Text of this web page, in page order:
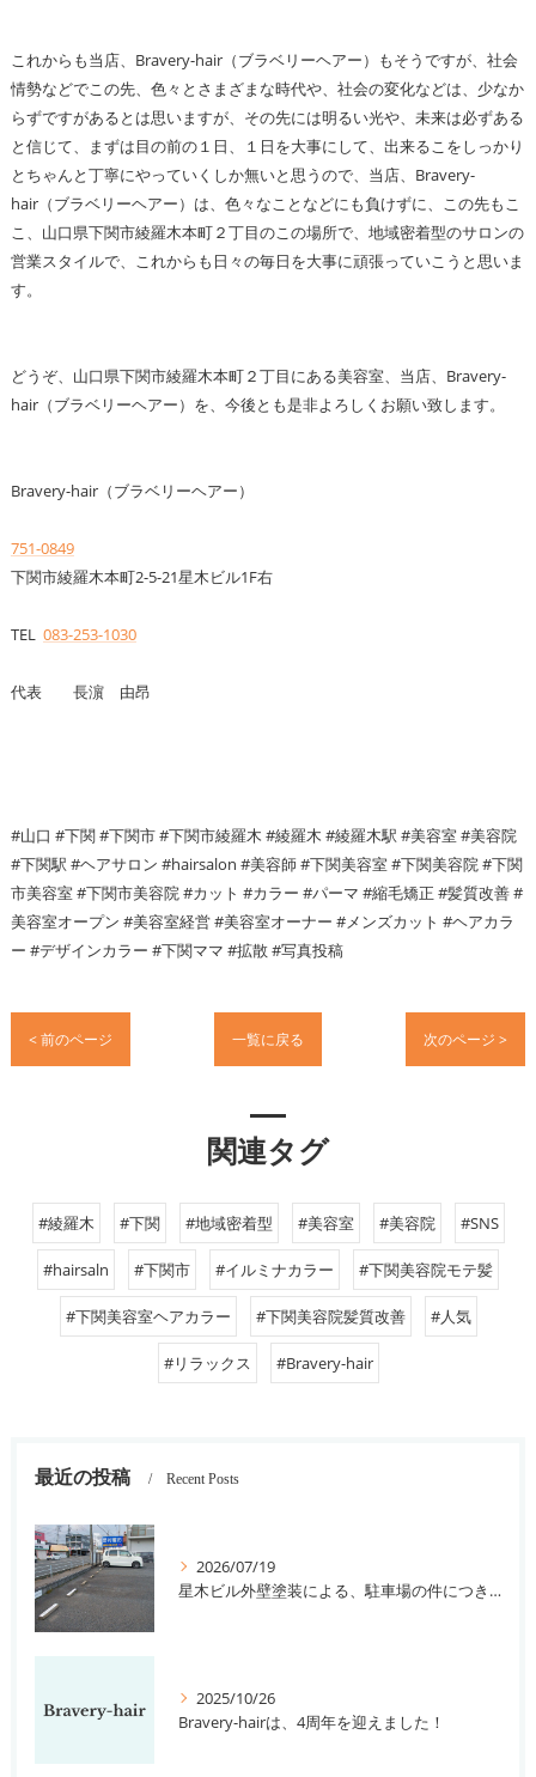
これからも当店、Bravery-hair（ブラベリーヘアー）もそうですが、社会
情勢などでこの先、色々とさまざまな時代や、社会の変化などは、少なか
らずですがあるとは思いますが、その先には明るい光や、未来は必ずある
と信じて、まずは目の前の１日、１日を大事にして、出来るこをしっかり
とちゃんと丁寧にやっていくしか無いと思うので、当店、Bravery-
hair（ブラベリーヘアー）は、色々なことなどにも負けずに、この先もこ
こ、山口県下関市綾羅木本町２丁目のこの場所で、地域密着型のサロンの
営業スタイルで、これからも日々の毎日を大事に頑張っていこうと思いま
す。
どうぞ、山口県下関市綾羅木本町２丁目にある美容室、当店、Bravery-
hair（ブラベリーヘアー）を、今後とも是非よろしくお願い致します。
Bravery-hair（ブラベリーヘアー）
751-0849
下関市綾羅木本町2-5-21星木ビル1F右
TEL 083-253-1030
代表 長濵 由昂
#山口 #下関 #下関市 #下関市綾羅木 #綾羅木 #綾羅木駅 #美容室 #美容院
#下関駅 #ヘアサロン #hairsalon #美容師 #下関美容室 #下関美容院 #下関
市美容室 #下関市美容院 #カット #カラー #パーマ #縮毛矯正 #髪質改善 #
美容室オープン #美容室経営 #美容室オーナー #メンズカット #ヘアカラ
ー #デザインカラー #下関ママ #拡散 #写真投稿
< 前のページ 一覧に戻る 次のページ >
関連タグ
#綾羅木 #下関 #地域密着型 #美容室 #美容院 #SNS
#hairsaln #下関市 #イルミナカラー #下関美容院モテ髪
#下関美容室ヘアカラー #下関美容院髪質改善 #人気
#リラックス #Bravery-hair
最近の投稿 Recent Posts
2026/07/19
星木ビル外壁塗装による、駐車場の件につきまして。
2025/10/26
Bravery-hairは、4周年を迎えました！